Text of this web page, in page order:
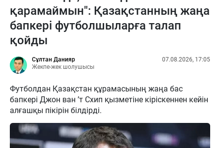
қарамаймын": Қазақстанның жаңа
бапкері футболшыларға талап
қойды
Сұлтан Данияр
Жекпе-жек шолушысы
07.08.2026, 17:05
Футболдан Қазақстан құрамасының жаңа бас
бапкері Джон ван ’т Схип қызметіне кіріскеннен кейін
алғашқы пікірін білдірді.